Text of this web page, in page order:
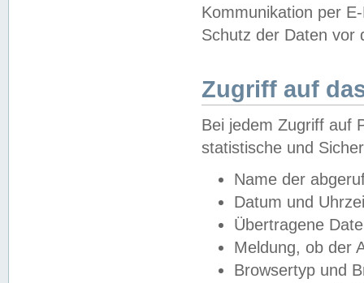
Kommunikation per
Schutz der Daten vor
Zugriff auf
Bei jedem Zugriff auf
statistische und
Name der
Datum und
Übertragene
Meldung, ob der
Browsertyp und